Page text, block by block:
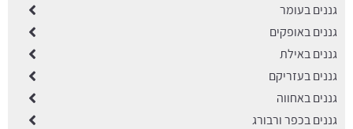
גננים בעומר
גננים באופקים
גננים באילת
גננים בעזריקם
גננים באחווה
גננים בכפר ורבורג